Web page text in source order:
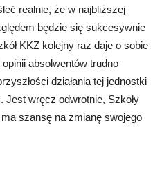
realnie, że w najbliższej
będzie się sukcesywnie
KKZ kolejny raz daje o sobie
absolwentów trudno
działania tej jednostki
Jest wręcz odwrotnie, Szkoły
szansę na zmianę swojego